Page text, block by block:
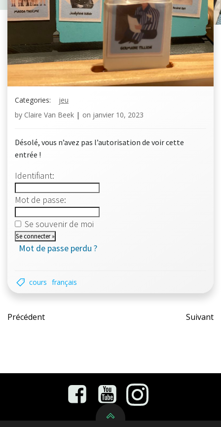
Categories:
jeu
by Claire Van Beek | on janvier 10, 2023
Désolé, vous n’avez pas l’autorisation de voir cette
entrée !
Identifiant:
Mot de passe:
Se souvenir de moi
Mot de passe perdu ?
cours français
Post
Précédent Suivant